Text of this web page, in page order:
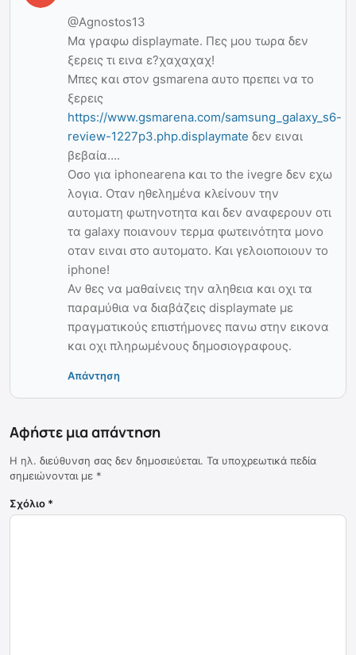
@Agnostos13
Μα γραφω displaymate. Πες μου τωρα δεν
ξερεις τι εινα ε?χαχαχαχ!
Μπες και στον gsmarena αυτο πρεπει να το
ξερεις
https://www.gsmarena.com/samsung_galaxy_s6-
review-1227p3.php.displaymate δεν ειναι
βεβαία….
Οσο για iphonearena και το the ivegre δεν εχω
λογια. Οταν ηθελημένα κλείνουν την
αυτοματη φωτηνοτητα και δεν αναφερουν οτι
τα galaxy ποιανουν τερμα φωτεινότητα μονο
οταν ειναι στο αυτοματο. Και γελοιοποιουν το
iphone!
Αν θες να μαθαίνεις την αληθεια και οχι τα
παραμύθια να διαβάζεις displaymate με
πραγματικούς επιστήμονες πανω στην εικονα
και οχι πληρωμένους δημοσιογραφους.
Απάντηση
Αφήστε μια απάντηση
Η ηλ. διεύθυνση σας δεν δημοσιεύεται. Τα υποχρεωτικά πεδία
σημειώνονται με *
Σχόλιο *